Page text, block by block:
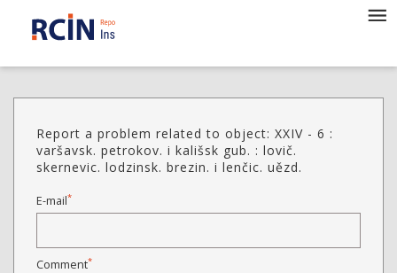
Report a problem related to object: XXIV - 6 :
varšavsk. petrokov. i kališsk gub. : lovič.
skernevic. lodzinsk. brezin. i lenčic. uězd.
E-mail*
Comment*